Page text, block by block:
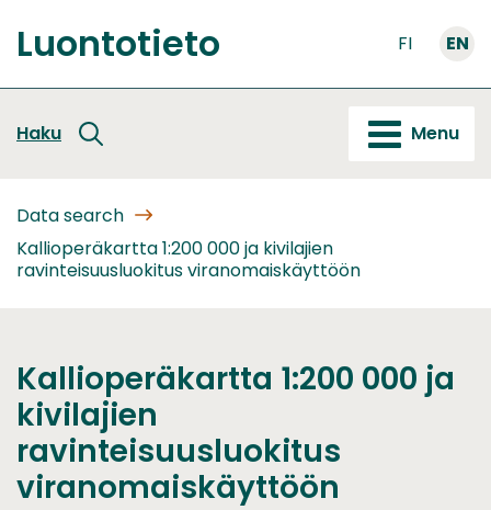
to
content
Front
Luontotieto FI EN
Haku Menu
Data search
Kallioperäkartta 1:200 000 ja kivilajien
ravinteisuusluokitus viranomaiskäyttöön
Kallioperäkartta 1:200 000 ja
kivilajien
ravinteisuusluokitus
viranomaiskäyttöön